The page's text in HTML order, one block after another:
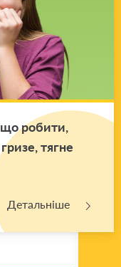
ро­би­ти,
тягне
Детальніше